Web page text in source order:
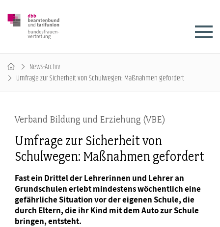
News-Archiv
Umfrage zur Sicherheit von Schulwegen: Maßnahmen gefordert
Verband Bildung und Erziehung (VBE)
Umfrage zur Sicherheit von
Schulwegen: Maßnahmen gefordert
Fast ein Drittel der Lehrerinnen und Lehrer an
Grundschulen erlebt mindestens wöchentlich eine
gefährliche Situation vor der eigenen Schule, die
durch Eltern, die ihr Kind mit dem Auto zur Schule
bringen, entsteht.